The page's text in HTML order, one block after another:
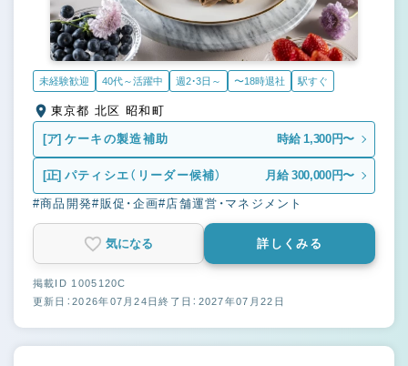
未経験歓迎 40代～活躍中 週2・3日～ 〜18時退社 駅すぐ
東京都 北区 昭和町
[ア] ケーキの製造補助 時給 1,300円〜
[正] パティシエ（リーダー候補） 月給 300,000円〜
#商品開発#販促・企画#店舗運営・マネジメント
気になる 詳しくみる
掲載ID 1005120C
更新日：2026年07月24日終了日：2027年07月22日